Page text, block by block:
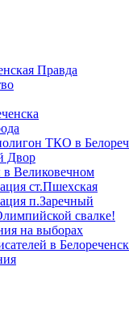
Правда
ТКО в
Двор
в Великовечном
ст.Пшехская
п.Заречный
свалке!
на выборах
в